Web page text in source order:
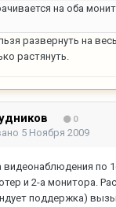
на оба
развернуть на
растянуть.
0
5 Ноября 2009
видеонаблюдения по
и 2-а монитора.
поддержка)